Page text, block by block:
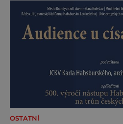
pohled mohlo zdát.
spojena s kouzly a
na koštěti Když
OSTATNÍ